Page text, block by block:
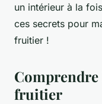
un intérieur à la
ces secrets pour
fruitier !
Comprendre
fruitier